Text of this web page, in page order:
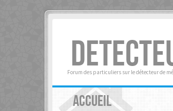
Forum des particuliers sur le détecteur de
ACCUEIL